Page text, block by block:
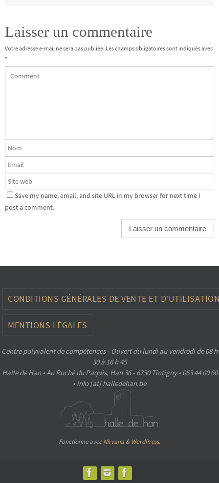
Laisser un commentaire
Votre adresse e-mail ne sera pas publiée. Les champs obligatoires sont indiqués avec
*
Save my name, email, and site URL in my browser for next time I
post a comment.
CONDITIONS GÉNÉRALES DE VENTE ET
MENTIONS LÉGALES
Centre polyvalent de compétences - Ouvert du lundi au vendredi de 08 h
30 à 16 h 45
Halle de Han • Au Ruché du Paquis, Han 36 - 6730 Tintigny • 063 44 00 60
• info [at] halledehan.be
Fonctionne avecNirvana & WordPress.